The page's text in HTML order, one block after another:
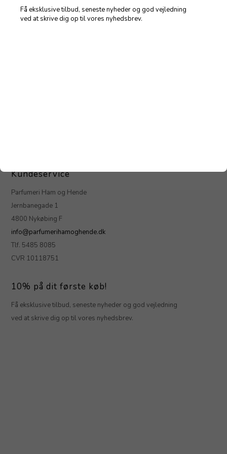
Kundeservice
Parfumeri Ham og Hende
Jernbanegade 1
4800 Nykøbing F
info@parfumerihamoghende.dk
Tlf. 5485 8085
CVR 10118751
10% på dit første køb!
Få eksklusive tilbud, seneste nyheder og god vejledning
ved at skrive dig op til vores nyhedsbrev.
Få eksklusive tilbud, seneste nyheder og god vejledning
ved at skrive dig op til vores nyhedsbrev.